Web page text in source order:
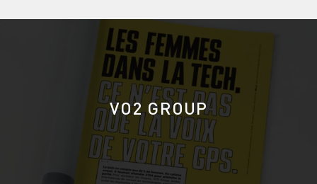
VO2 GROUP
site de l’Agence sont la propriété des annonceurs,
clients de l’Agence. Il ne peut donc en être fait aucun
usage même partiel par les internautes, aucune
reproduction, représentation ou imitation, sauf
autorisation écrite préalable des propriétaires des
marques citées. Toute infraction à cette obligation
constitue le délit de contrefaçon exposant son auteur à
des poursuites judiciaires.
Par ailleurs, le nom « Belle », ainsi que le logo est une
marque déposée. Il ne peut donc être fait aucune
reproduction même partielle, des éléments de son
identité graphique. Toute infraction à cette obligation
constitue le délit de contrefaçon exposant son auteur à
des poursuites judiciaires.